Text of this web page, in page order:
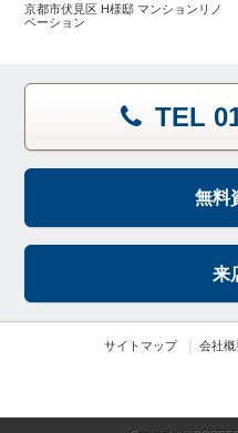
京都市伏見区 H様邸 マンションリノ
ベーション
TEL
無料
来
サイトマップ 会社概